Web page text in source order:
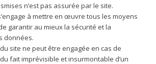
n’est pas assurée par le site.
à mettre en œuvre tous les moyens
garantir au mieux la sécurité et la
données.
site ne peut être engagée en cas de
fait imprévisible et insurmontable d’un